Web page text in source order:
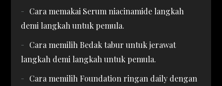
Cara memakai Serum niacinamide langkah
demi langkah untuk pemula.
Cara memilih Bedak tabur untuk jerawat
langkah demi langkah untuk pemula.
Cara memilih Foundation ringan daily dengan